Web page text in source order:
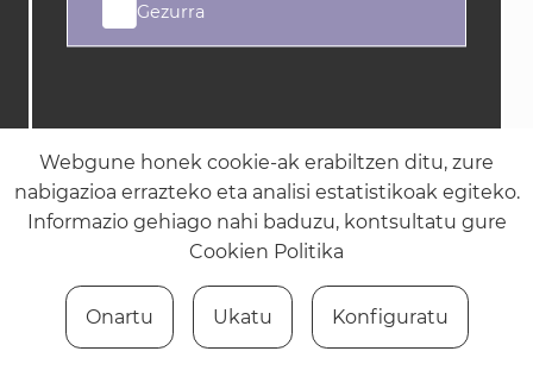
Gezurra
Puntuazioa:0
Webgune honek cookie-ak erabiltzen ditu, zure
nabigazioa errazteko eta analisi estatistikoak egiteko.
Informazio gehiago nahi baduzu, kontsultatu gure
Cookien Politika
Onartu Ukatu Konfiguratu